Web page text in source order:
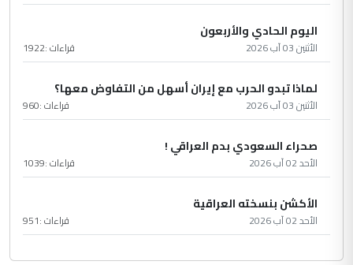
اليوم الحادي والأربعون
الأثنين 03 آب 2026 قراءات :1922
لماذا تبدو الحرب مع إيران أسهل من التفاوض معها؟
الأثنين 03 آب 2026 قراءات :960
صحراء السعودي بدم العراقي !
الأحد 02 آب 2026 قراءات :1039
الأكشن بنسخته العراقية
الأحد 02 آب 2026 قراءات :951